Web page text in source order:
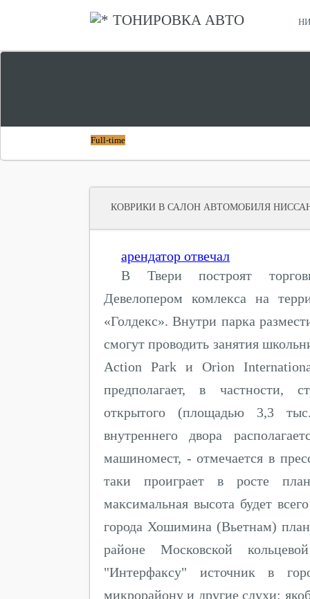
ТОНИРОВКА АВТО
Full-time
КОВРИКИ В САЛОН АВТОМОБИЛЯ
арендатор отвечал
В Твери построят
Девелопером комлекса на
«Голдекс». Внутри парка
смогут проводить занятия
Action Park и Orion
предполагает, в частности,
открытого (площадью 3,3
внутреннего двора
машиномест, - отмечается в
таки проиграет в росте
максимальная высота будет
города Хошимина (Вьетнам)
районе Московской
"Интерфаксу" источник в
микрорайону и другие слухи: